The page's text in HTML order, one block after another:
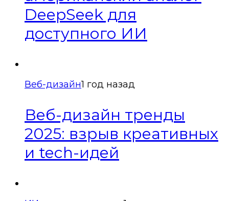
DeepSeek для
доступного ИИ
Веб-дизайн1 год назад
Веб-дизайн тренды
2025: взрыв креативных
и tech-идей